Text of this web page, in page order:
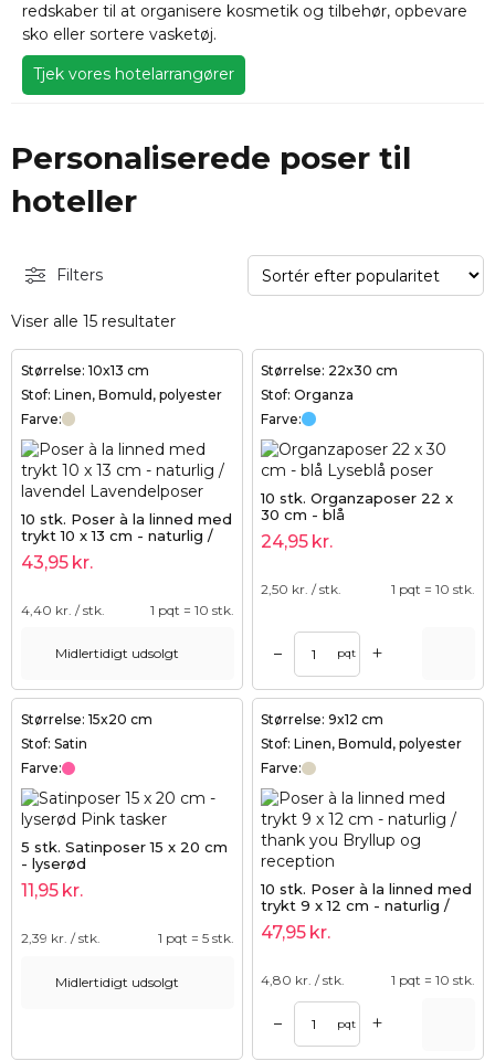
redskaber til at organisere kosmetik og tilbehør, opbevare
sko eller sortere vasketøj.
Tjek vores hotelarrangører
Personaliserede poser til
hoteller
Filters
Viser alle 15 resultater
Størrelse: 10x13 cm
Stof: Linen, Bomuld, polyester
Farve:
10 stk. Poser à la linned med
trykt 10 x 13 cm - naturlig /
lavendel
43,95 kr.
4,40 kr. / stk. 1 pqt = 10 stk.
Midlertidigt udsolgt
Størrelse: 22x30 cm
Stof: Organza
Farve:
10 stk. Organzaposer 22 x
30 cm - blå
24,95 kr.
2,50 kr. / stk. 1 pqt = 10 stk.
– pqt +
Størrelse: 15x20 cm
Stof: Satin
Farve:
5 stk. Satinposer 15 x 20 cm
- lyserød
11,95 kr.
2,39 kr. / stk. 1 pqt = 5 stk.
Midlertidigt udsolgt
Størrelse: 9x12 cm
Stof: Linen, Bomuld, polyester
Farve:
10 stk. Poser à la linned med
trykt 9 x 12 cm - naturlig /
thank you
47,95 kr.
4,80 kr. / stk. 1 pqt = 10 stk.
– pqt +